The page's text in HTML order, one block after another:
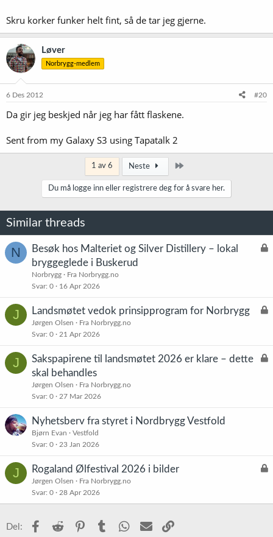
Skru korker funker helt fint, så de tar jeg gjerne.
Løver
Norbrygg-medlem
6 Des 2012 #20
Da gir jeg beskjed når jeg har fått flaskene.
Sent from my Galaxy S3 using Tapatalk 2
1 av 6 Neste
Du må logge inn eller registrere deg for å svare her.
Similar threads
N
L
Besøk hos Malteriet og Silver Distillery – lokal
bryggeglede i Buskerud
Norbrygg
Fra Norbrygg.no
Svar 0 16 Apr 2026
J
L
Landsmøtet vedok prinsipprogram for Norbrygg
Jørgen Olsen
Fra Norbrygg.no
Svar 0 21 Apr 2026
J
L
Sakspapirene til landsmøtet 2026 er klare – dette
skal behandles
Jørgen Olsen
Fra Norbrygg.no
Svar 0 27 Mar 2026
Nyhetsberv fra styret i Nordbrygg Vestfold
Bjørn Evan
Vestfold
Svar 0 23 Jan 2026
J
L
t
Rogaland Ølfestival 2026 i bilder
Jørgen Olsen
Fra Norbrygg.no
Svar 0 28 Apr 2026
Del: Facebook
Reddit PinterestTumblr WhatsApp
E-post